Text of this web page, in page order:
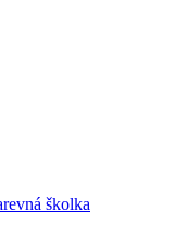
školka